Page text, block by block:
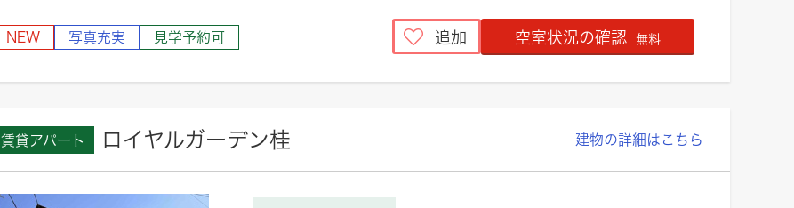
NEW 写真充実 見学予約可 追加 空室状況の確認 無料
賃貸アパート ロイヤルガーデン桂 建物の詳細はこちら